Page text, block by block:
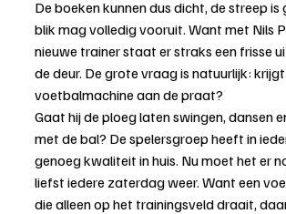
De boeken kunnen dus dicht, de streep is
blik mag volledig vooruit. Want met Nils
nieuwe trainer staat er straks een frisse
de deur. De grote vraag is natuurlijk:
voetbalmachine aan de praat?
Gaat hij de ploeg laten swingen, dansen
met de bal? De spelersgroep heeft in
genoeg kwaliteit in huis. Nu moet het er
liefst iedere zaterdag weer. Want een
die alleen op het trainingsveld draait,